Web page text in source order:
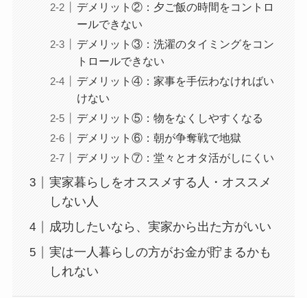
デメリット②：夕ご飯の時間をコントロ
ールできない
デメリット③：洗濯のタイミングをコン
トロールできない
デメリット④：家事を手伝わなければい
けない
デメリット⑤：物をなくしやすくなる
デメリット⑥：朝が争奪戦で地獄
デメリット⑦：堂々とオタ活がしにくい
実家暮らしをオススメする人・オススメ
しない人
成功したいなら、実家から出た方がいい
実は一人暮らしの方がお金が貯まるかも
しれない